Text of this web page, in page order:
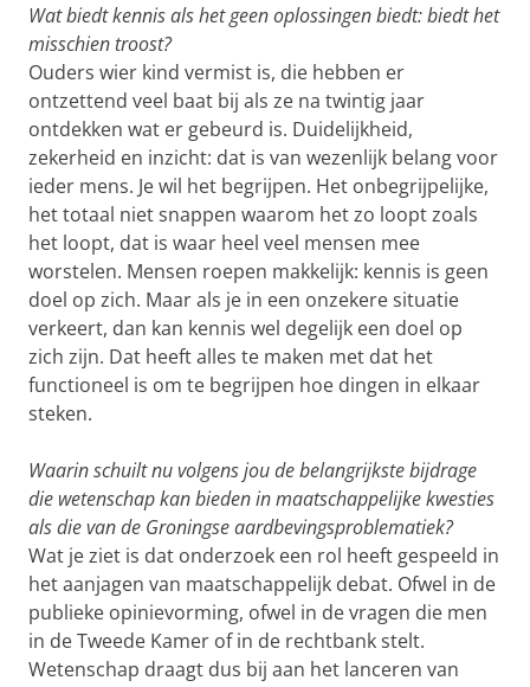
Wat biedt kennis als het geen oplossingen biedt: biedt het
misschien troost?
Ouders wier kind vermist is, die hebben er
ontzettend veel baat bij als ze na twintig jaar
ontdekken wat er gebeurd is. Duidelijkheid,
zekerheid en inzicht: dat is van wezenlijk belang voor
ieder mens. Je wil het begrijpen. Het onbegrijpelijke,
het totaal niet snappen waarom het zo loopt zoals
het loopt, dat is waar heel veel mensen mee
worstelen. Mensen roepen makkelijk: kennis is geen
doel op zich. Maar als je in een onzekere situatie
verkeert, dan kan kennis wel degelijk een doel op
zich zijn. Dat heeft alles te maken met dat het
functioneel is om te begrijpen hoe dingen in elkaar
steken.
Waarin schuilt nu volgens jou de belangrijkste bijdrage
die wetenschap kan bieden in maatschappelijke kwesties
als die van de Groningse aardbevingsproblematiek?
Wat je ziet is dat onderzoek een rol heeft gespeeld in
het aanjagen van maatschappelijk debat. Ofwel in de
publieke opinievorming, ofwel in de vragen die men
in de Tweede Kamer of in de rechtbank stelt.
Wetenschap draagt dus bij aan het lanceren van